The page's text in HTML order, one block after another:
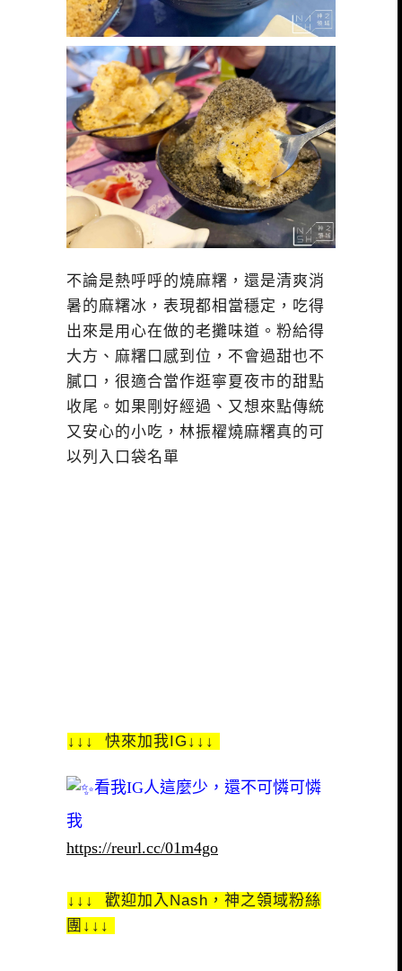
不論是熱呼呼的燒麻糬，還是清爽消
暑的麻糬冰，表現都相當穩定，吃得
出來是用心在做的老攤味道。粉給得
大方、麻糬口感到位，不會過甜也不
膩口，很適合當作逛寧夏夜市的甜點
收尾。如果剛好經過、又想來點傳統
又安心的小吃，林振櫂燒麻糬真的可
以列入口袋名單
↓↓↓ 快來加我IG↓↓↓
看我IG人這麼少，還不可憐可憐
我
https://reurl.cc/01m4go
↓↓↓ 歡迎加入Nash，神之領域粉絲
團↓↓↓